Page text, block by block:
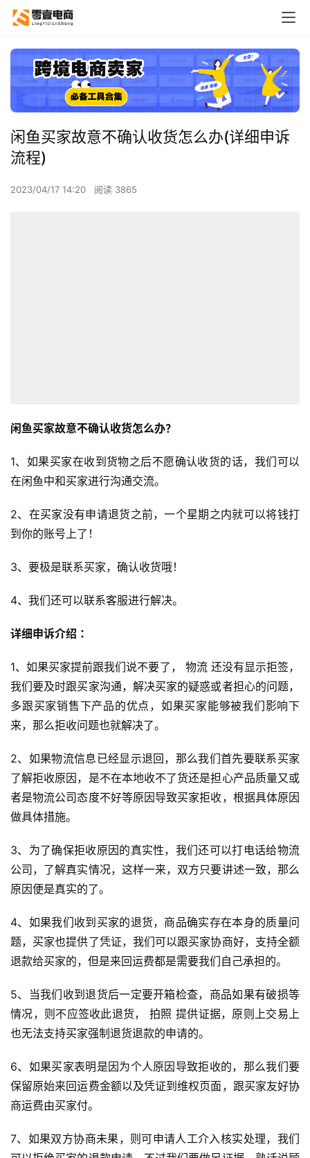
首
页
全
球
店
跨
百
科
媒
营
销
跨
闲鱼买家故意不确认收货怎么办(详细申诉
流程)
2023/04/17 14:20 阅读 3865
闲鱼买家故意不确认收货怎么办？
1、如果买家在收到货物之后不愿确认收货的话，我们可以
在闲鱼中和买家进行沟通交流。
2、在买家没有申请退货之前，一个星期之内就可以将钱打
到你的账号上了！
3、要极是联系买家，确认收货哦！
4、我们还可以联系客服进行解决。
详细申诉介绍 ：
1、如果买家提前跟我们说不要了， 物流 还没有显示拒签，
我们要及时跟买家沟通，解决买家的疑惑或者担心的问题，
多跟买家销售下产品的优点，如果买家能够被我们影响下
来，那么拒收问题也就解决了。
2、如果物流信息已经显示退回，那么我们首先要联系买家
了解拒收原因，是不在本地收不了货还是担心产品质量又或
者是物流公司态度不好等原因导致买家拒收，根据具体原因
做具体措施。
3、为了确保拒收原因的真实性，我们还可以打电话给物流
公司，了解真实情况，这样一来，双方只要讲述一致，那么
原因便是真实的了。
4、如果我们收到买家的退货，商品确实存在本身的质量问
题，买家也提供了凭证，我们可以跟买家协商好，支持全额
退款给买家的，但是来回运费都是需要我们自己承担的。
5、当我们收到退货后一定要开箱检查，商品如果有破损等
情况，则不应签收此退货， 拍照 提供证据，原则上交易上
也无法支持买家强制退货退款的申请的。
6、如果买家表明是因为个人原因导致拒收的，那么我们要
保留原始来回运费金额以及凭证到维权页面，跟买家友好协
商运费由买家付。
7、如果双方协商未果，则可申请人工介入核实处理，我们